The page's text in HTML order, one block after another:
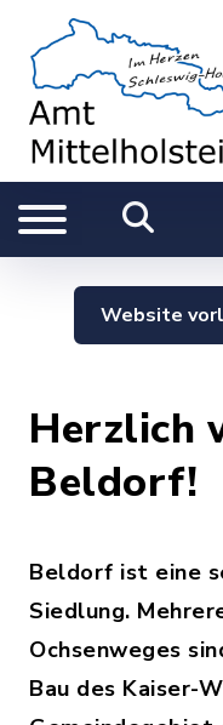
Website
Herzlich
Beldorf!
Beldorf ist eine
Siedlung.
Ochsenweges
Bau des Kaiser-